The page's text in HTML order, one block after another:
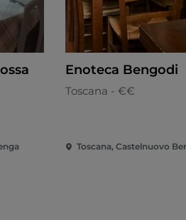
Enoteca Bengodi
Toscana - €€
Toscana, Castelnuovo